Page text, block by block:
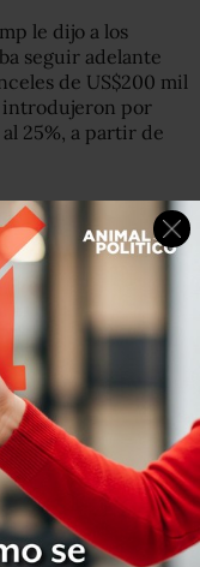
le dijo a los
seguir adelante
de US$200 mil
introdujeron por
25%, a partir de